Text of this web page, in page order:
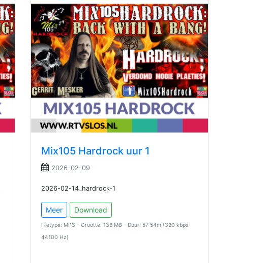
Mix105 Hardrock uur 1
2026-02-09
2026-02-14_hardrock-1
Meer Download
Filetype: MP3 - Grootte: 138 MB - Duur: 57:54m (320 kbps
44100 Hz)